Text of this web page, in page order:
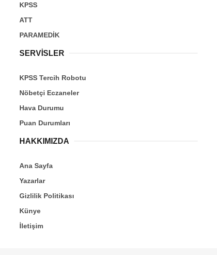
KPSS
ATT
PARAMEDİK
SERVİSLER
KPSS Tercih Robotu
Nöbetçi Eczaneler
Hava Durumu
Puan Durumları
HAKKIMIZDA
Ana Sayfa
Yazarlar
Gizlilik Politikası
Künye
İletişim